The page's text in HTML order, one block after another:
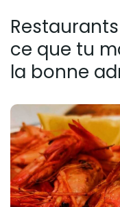
ce que tu
la bonne